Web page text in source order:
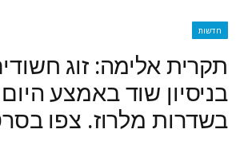
חדשות
תקרית אלימה: זוג
בניסיון שוד באמצע
בשדרות מלרוז. צפו